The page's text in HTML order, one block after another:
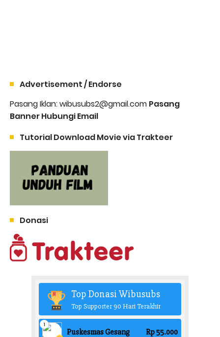
Advertisement / Endorse
Pasang Iklan: wibusubs2@gmail.com Pasang
Banner Hubungi Email
Tutorial Download Movie via Trakteer
Donasi